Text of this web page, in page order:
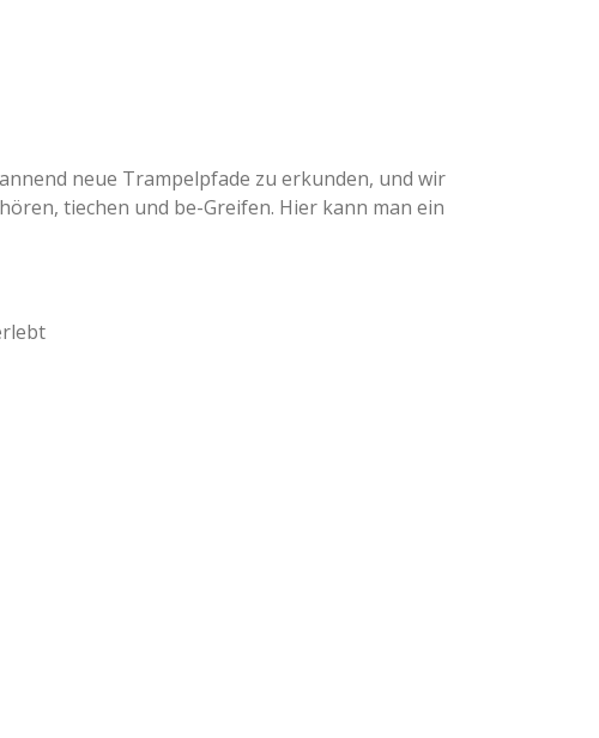
neue Trampelpfade zu erkunden, und wir
tiechen und be-Greifen. Hier kann man ein